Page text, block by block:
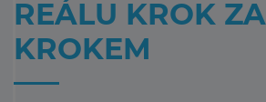
REÁLU KROK ZA
KROKEM